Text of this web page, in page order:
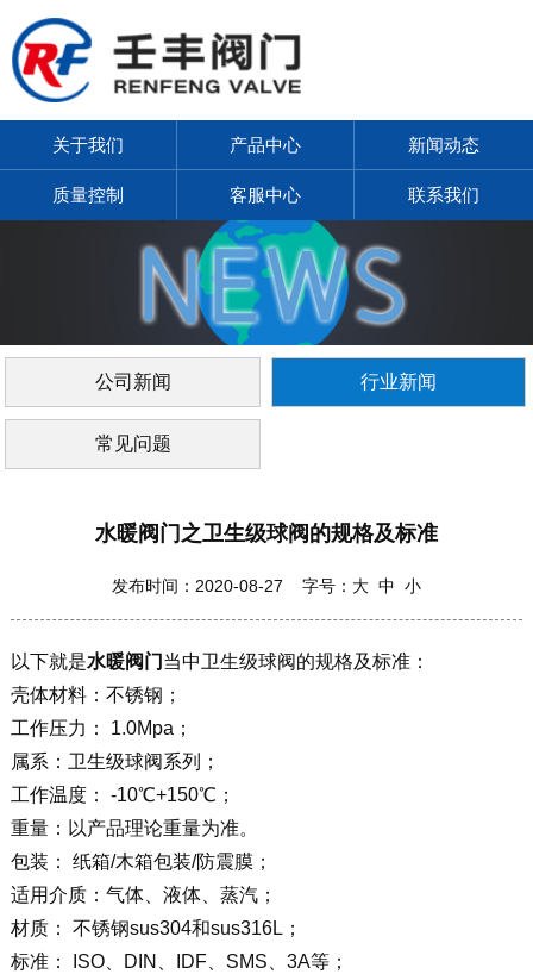
关于我们 产品中心 新闻动态
质量控制 客服中心 联系我们
公司新闻 行业新闻
常见问题
水暖阀门之卫生级球阀的规格及标准
发布时间：2020-08-27 字号： 大 中 小
以下就是水暖阀门 当中卫生级球阀的规格及标准：
壳体材料：不锈钢；
工作压力： 1.0Mpa；
属系：卫生级球阀系列；
工作温度： -10℃+150℃；
重量：以产品理论重量为准。
包装： 纸箱/木箱包装/防震膜；
适用介质：气体、液体、蒸汽；
材质： 不锈钢sus304和sus316L；
标准： ISO、DIN、IDF、SMS、3A等；